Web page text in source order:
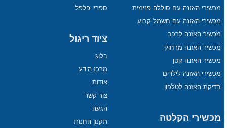
מכשירי האזנה עם סוללה פנימית
מכשירי האזנה עם חשמל קבוע
מכשיר האזנה לרכב
מכשיר האזנה מרחוק
מכשיר האזנה קטן
מכשירי האזנה לילדים
בדיקת האזנה לטלפון
מכשירי הקלטה
ספריי פלפל
ציוד ריגול
בלוג
מרכז הידע
אודות
צור קשר
הגעה
תקנון החנות